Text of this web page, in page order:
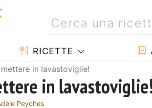
RICETTE
in lavastoviglie!
in
Peyches